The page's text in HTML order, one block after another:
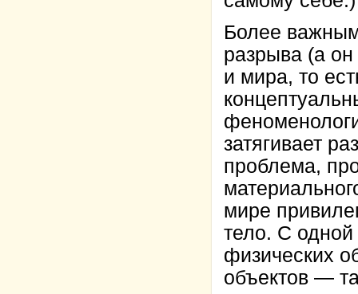
Более
разрыва (а
и мира, то
затягивает
проблема,
мире
тело. С
физических
объектов —